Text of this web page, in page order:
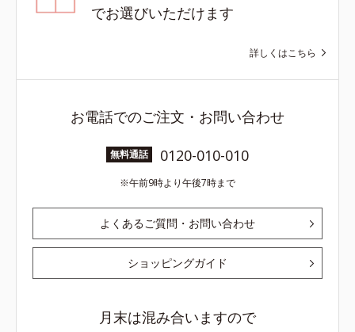
でお選びいただけます
詳しくはこちら
お電話でのご注文・お問い合わせ
無料通話 0120-010-010
午前9時より午後7時まで
よくあるご質問・お問い合わせ
ショッピングガイド
月末は混み合いますので